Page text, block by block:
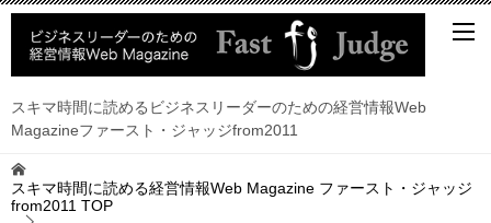
スキマ時間に読めるビジネスリーダーのための経営情報Web
Magazineファースト・ジャッジfrom2011
スキマ時間に読める経営情報Web Magazine ファースト・ジャッジ
from2011 TOP